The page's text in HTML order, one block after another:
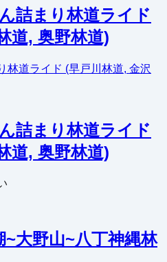
詰まり林道ライド
道, 奥野林道)
詰まり林道ライド
道, 奥野林道)
大野山~八丁神縄林